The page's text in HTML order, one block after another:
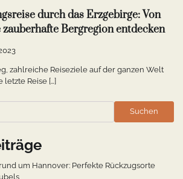
durch das Erzgebirge: Von
Bergregion entdecken
zahlreiche Reiseziele auf der ganzen Welt
letzte Reise […]
Suchen
um Hannover: Perfekte Rückzugsorte